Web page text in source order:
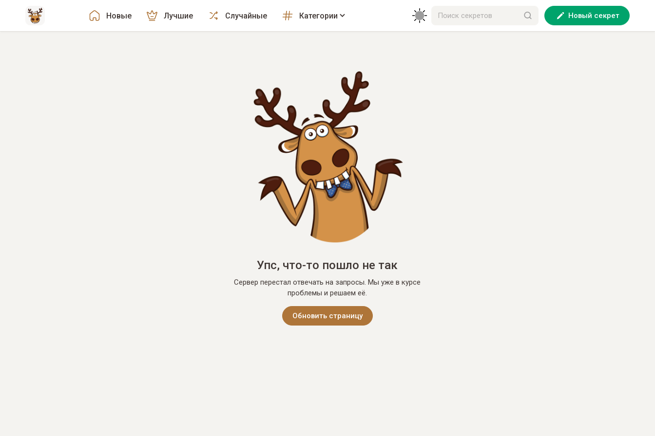
Новые Лучшие Случайные Категории Новый секрет
Упс, что-то пошло не так
Сервер перестал отвечать на запросы. Мы уже в курсе
проблемы и решаем её.
Обновить страницу